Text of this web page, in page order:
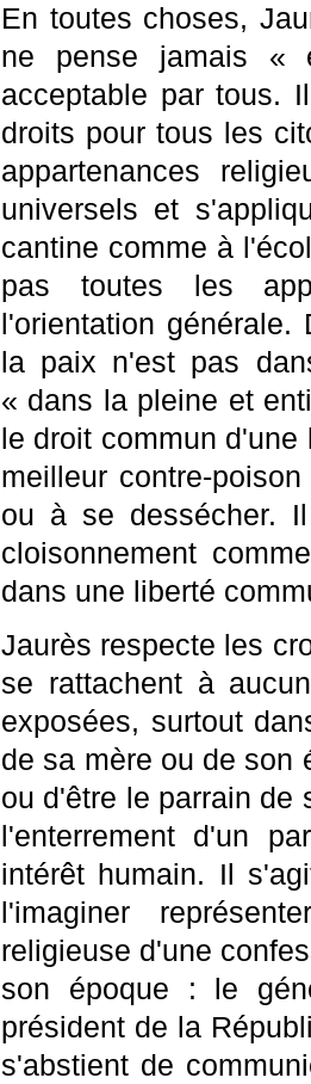
En toutes choses,
ne pense jamais «
acceptable par tous.
droits pour tous les
appartenances
universels et
cantine comme à
pas toutes les
l'orientation
la paix n'est pas
« dans la pleine et
le droit commun
meilleur contre-
ou à se dessécher.
cloisonnement
dans une liberté
Jaurès respecte les
se rattachent à
exposées, surtout
de sa mère ou de son
ou d'être le parrain de
l'enterrement d'un
intérêt humain. Il
l'imaginer
religieuse d'une
son époque : le
président de la
s'abstient de